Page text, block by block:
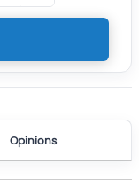
Opinions